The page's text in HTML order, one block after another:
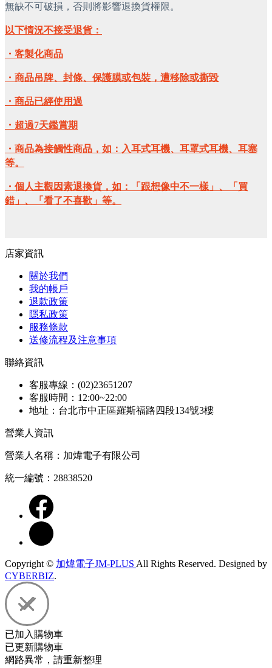
無缺不可破損，否則將影響退換貨權限。
以下情況不接受退貨：
・客製化商品
・商品吊牌、封條、保護膜或包裝，遭移除或撕毀
・商品已經使用過
・超過7天鑑賞期
・商品為接觸性商品，如：入耳式耳機、耳罩式耳機、耳塞
等。
・個人主觀因素退換貨，如：「跟想像中不一樣」、「買
錯」、「看了不喜歡」等。
店家資訊
關於我們
我的帳戶
退款政策
隱私政策
服務條款
送修流程及注意事項
聯絡資訊
客服專線：(02)23651207
客服時間：12:00~22:00
地址：台北市中正區羅斯福路四段134號3樓
營業人資訊
營業人名稱：加煒電子有限公司
統一編號：28838520
Copyright © 加煒電子JM-PLUS All Rights Reserved. Designed by
CYBERBIZ.
已加入購物車
已更新購物車
網路異常，請重新整理